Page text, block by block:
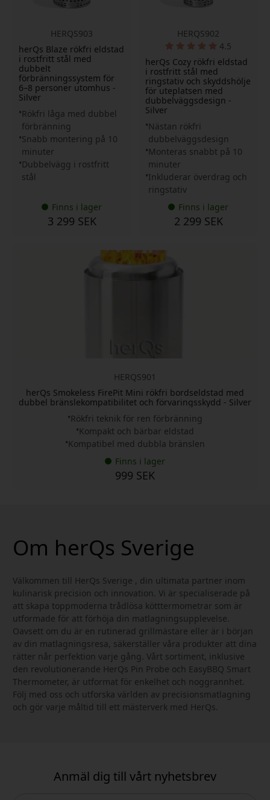
HERQS903
herQs Blaze rökfri eldstad
i rostfritt stål med
dubbelt
förbränningssystem för
6–8 personer utomhus -
Silver
Rökfri låga med dubbel
förbränning
Snabb montering på 10
minuter
Dubbelvägg i rostfritt
stål
Finns i lager
3 299 SEK
HERQS902
4.5
herQs Cozy rökfri eldstad
i rostfritt stål med
ringstativ och skyddshölje
för uteplatsen med
dubbelväggsdesign -
Silver
Nästan rökfri
dubbelväggsdesign
Monteras snabbt på 10
minuter
Inkluderar överdrag och
ringstativ
Finns i lager
2 299 SEK
HERQS901
herQs Smokeless FirePit Mini rökfri bordseldstad med
dubbel bränslekompatibilitet och förvaringsskydd - Silver
Rökfri teknik för ren förbränning
Kompakt och bärbar eldstad
Kompatibel med dubbla bränslen
Finns i lager
999 SEK
Om herQs Sverige
Välkommen till HerQs Sverige , din ultimata partner inom
kulinarisk precision och innovation. Vi är specialiserade på
att skapa toppmoderna trådlösa kötttermometrar som är
utformade för att förhöja din matlagningsupplevelse.
Oavsett om du är en rutinerad grillmästare eller är i början
av din matlagningsresa, säkerställer våra produkter att dina
rätter når perfektion varje gång. Vårt sortiment, inklusive
den revolutionerande HerQs Pin Probe och EasyBBQ Smart
Thermometer, är utformat för enkelhet och noggrannhet.
Följ med oss och utforska världen av precisionsmatlagning
och gör varje måltid till ett mästerverk med HerQs.
Anmäl dig till vårt nyhetsbrev